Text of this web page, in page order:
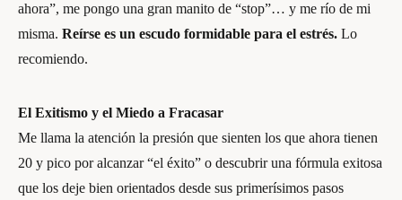
ahora”, me pongo una gran manito de “stop”… y me río de mi
misma. Reírse es un escudo formidable para el estrés. Lo
recomiendo.
El Exitismo y el Miedo a Fracasar
Me llama la atención la presión que sienten los que ahora tienen
20 y pico por alcanzar “el éxito” o descubrir una fórmula exitosa
que los deje bien orientados desde sus primerísimos pasos